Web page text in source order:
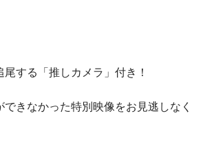
する「推しカメラ」付き！
きなかった特別映像をお⾒逃しなく